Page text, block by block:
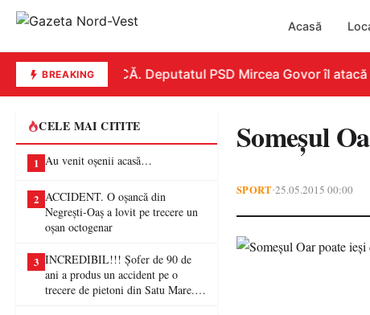
Acasă
BREAKINGREPLICĂ. Deputatul PSD Mircea Govor îl
CELE MAI CITITE
1 Au venit oșenii acasă…
2 ACCIDENT. O oșancă din
Negrești-Oaș a lovit pe trecere un
oșan octogenar
3 INCREDIBIL!!! Șofer de 90 de
ani a produs un accident pe o
trecere de pietoni din Satu Mare. O
Someşul
SPORT•25.05.2015 00:00